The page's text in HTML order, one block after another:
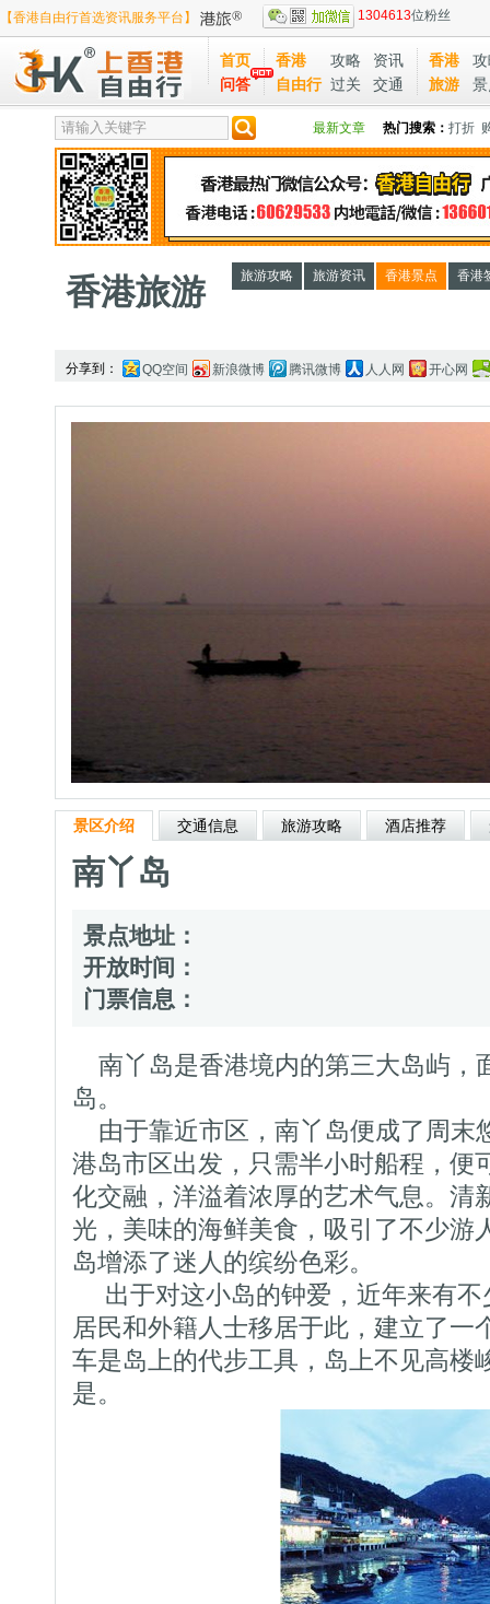
【香港自由行首选资讯服务平台】 1304613位粉丝
首页
问答
香港
自由行
攻略
资讯
过关
交通
香港
旅游
最新文章 热门搜索： 打折
香港旅游 旅游攻略 旅游资讯 香港景点 香港
分享到： QQ空间 新浪微博 腾讯微博 人人网 开心网
景区介绍 交通信息 旅游攻略 酒店推荐
南丫岛
景点地址：
开放时间：
门票信息：
南丫岛是香港境内的第三大岛屿，
岛。
由于靠近市区，南丫岛便成了周末
港岛市区出发，只需半小时船程，便
化交融，洋溢着浓厚的艺术气息。清
光，美味的海鲜美食，吸引了不少游
岛增添了迷人的缤纷色彩。
出于对这小岛的钟爱，近年来有不
居民和外籍人士移居于此，建立了一
车是岛上的代步工具，岛上不见高楼
是。